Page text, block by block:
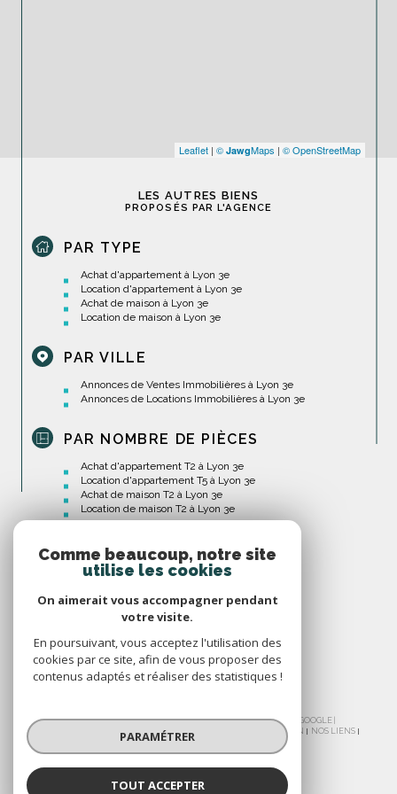
Leaflet | © JawgMaps | © OpenStreetMap
LES AUTRES BIENS
PROPOSÉS PAR L'AGENCE
PAR TYPE
Achat d'appartement à Lyon 3e
Location d'appartement à Lyon 3e
Achat de maison à Lyon 3e
Location de maison à Lyon 3e
PAR VILLE
Annonces de Ventes Immobilières à Lyon 3e
Annonces de Locations Immobilières à Lyon 3e
PAR NOMBRE DE PIÈCES
Achat d'appartement T2 à Lyon 3e
Location d'appartement T5 à Lyon 3e
Achat de maison T2 à Lyon 3e
Location de maison T2 à Lyon 3e
© 2026 | TOUS DROITS RÉSERVÉS | TRADUCTION POWERED BY GOOGLE |
PLAN DU SITE ADMIN
NOS LIENS
POLITIQUE RGPD
Comme beaucoup, notre site
utilise les cookies
On aimerait vous accompagner pendant
votre visite.
En poursuivant, vous acceptez l'utilisation des
cookies par ce site, afin de vous proposer des
contenus adaptés et réaliser des statistiques !
PARAMÉTRER
TOUT ACCEPTER